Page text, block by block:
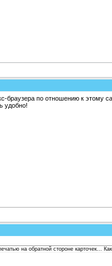
браузера по отношению к этому
удобно!
на обратной стороне карточек...